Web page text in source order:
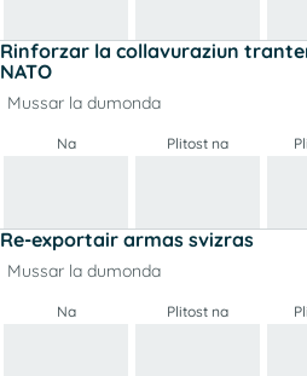
Rinforzar la collavuraziun
NATO
Mussar la dumonda
Na Plitost na
Re-exportair armas svizras
Mussar la dumonda
Na Plitost na